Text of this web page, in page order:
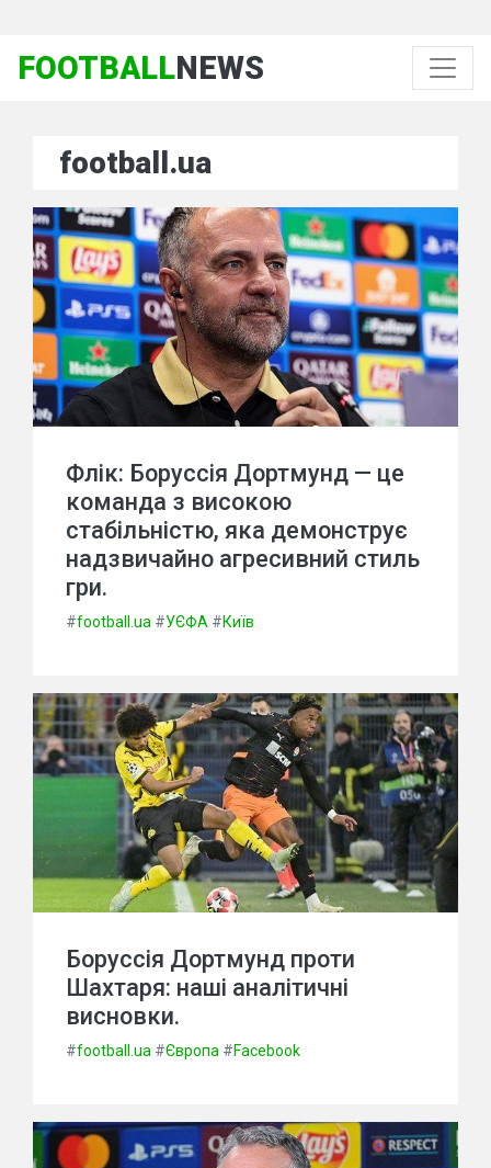
FOOTBALLNEWS
football.ua
Флік: Боруссія Дортмунд — це
команда з високою
стабільністю, яка демонструє
надзвичайно агресивний стиль
гри.
#football.ua #УЄФА #Київ
Боруссія Дортмунд проти
Шахтаря: наші аналітичні
висновки.
#football.ua #Європа #Facebook